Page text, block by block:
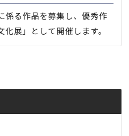
係る作品を募集し、優秀作
展」として開催します。